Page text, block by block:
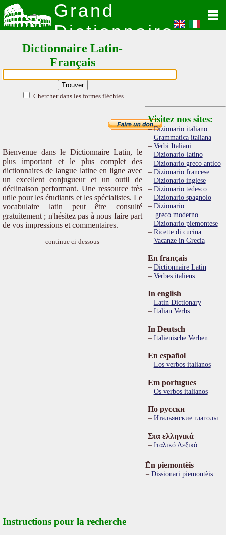
Grand
Dictionnaire
Latin
Dictionnaire Latin-
Français
Chercher dans les formes fléchies
Bienvenue dans le Dictionnaire Latin, le
plus important et le plus complet des
dictionnaires de langue latine en ligne avec
un excellent conjugueur et un outil de
déclinaison performant. Une ressource très
utile pour les étudiants et les spécialistes. Le
vocabulaire latin peut être consulté
gratuitement ; n'hésitez pas à nous faire part
de vos impressions et commentaires.
continue ci-dessous
Instructions pour la recherche
Visitez nos sites:
Dizionario italiano
Grammatica italiana
Verbi Italiani
Dizionario-latino
Dizionario greco antico
Dizionario francese
Dizionario inglese
Dizionario tedesco
Dizionario spagnolo
Dizionario
greco moderno
Dizionario piemontese
Ricette di cucina
Vacanze in Grecia
En français
Dictionnaire Latin
Verbes italiens
In english
Latin Dictionary
Italian Verbs
In Deutsch
Italienische Verben
En español
Los verbos italianos
Em portugues
Os verbos italianos
По русски
Итальянские глаголы
Στα ελληνικά
Ιταλικό Λεξικό
Ën piemontèis
Dissionari piemontèis